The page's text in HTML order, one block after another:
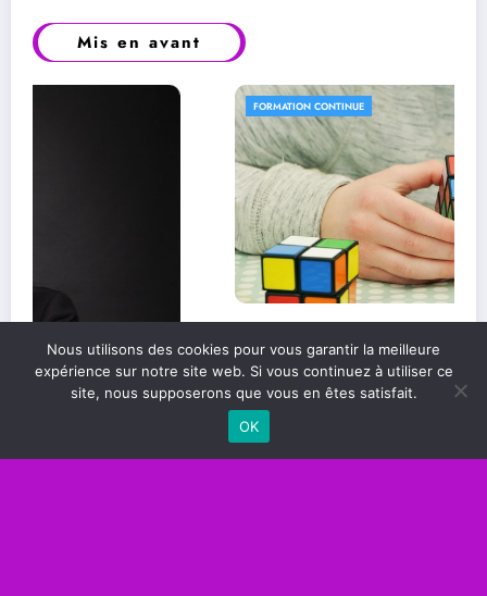
Mis en avant
Les compétences essentielles pour réussir
dans le monde professionnel
Nous utilisons des cookies pour vous garantir la meilleure
expérience sur notre site web. Si vous continuez à utiliser ce
site, nous supposerons que vous en êtes satisfait.
OK